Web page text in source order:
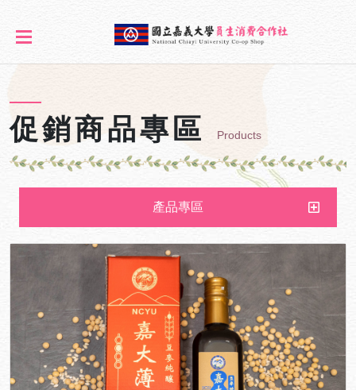
促銷商品專區 Products
產品專區
師生研發商品
產學技轉商品
地方特色商品
健康美容商品
促銷商品專區